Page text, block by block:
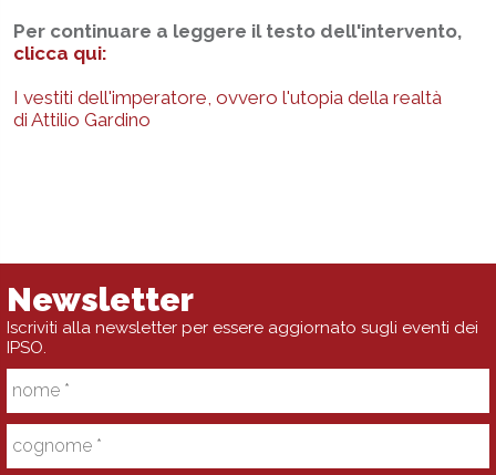
Per continuare a leggere il testo dell'intervento,
clicca qui:
I vestiti dell'imperatore, ovvero l'utopia della realtà
di Attilio Gardino
Newsletter
Iscriviti alla newsletter per essere aggiornato sugli eventi dei
IPSO.